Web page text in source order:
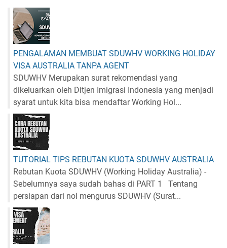
PENGALAMAN MEMBUAT SDUWHV WORKING HOLIDAY
VISA AUSTRALIA TANPA AGENT
SDUWHV Merupakan surat rekomendasi yang
dikeluarkan oleh Ditjen Imigrasi Indonesia yang menjadi
syarat untuk kita bisa mendaftar Working Hol...
TUTORIAL TIPS REBUTAN KUOTA SDUWHV AUSTRALIA
Rebutan Kuota SDUWHV (Working Holiday Australia) -
Sebelumnya saya sudah bahas di PART 1 Tentang
persiapan dari nol mengurus SDUWHV (Surat...